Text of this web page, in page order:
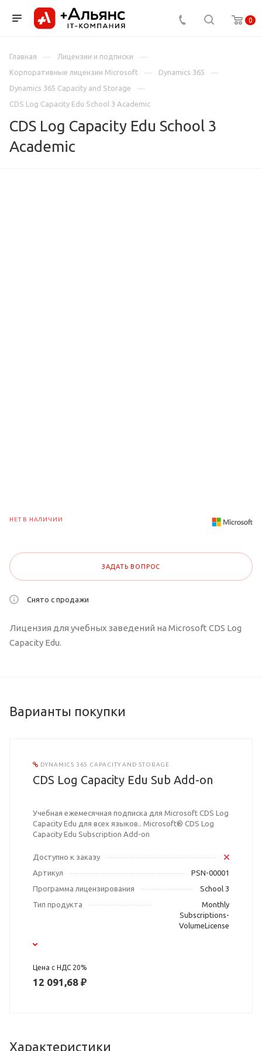
0
Главная
Лицензии и подписки
Корпоративные лицензии Microsoft
Dynamics 365
Dynamics 365 Capacity and Storage
CDS Log Capacity Edu School 3 Academic
CDS Log Capacity Edu School 3
Academic
НЕТ В НАЛИЧИИ
ЗАДАТЬ ВОПРОС
Снято с продажи
Лицензия для учебных заведений на Microsoft CDS Log
Capacity Edu.
Варианты покупки
DYNAMICS 365 CAPACITY AND STORAGE
CDS Log Capacity Edu Sub Add-on
Учебная ежемесячная подписка для Microsoft CDS Log
Capacity Edu для всех языков.. Microsoft® CDS Log
Capacity Edu Subscription Add-on
Доступно к заказу
Артикул
PSN-00001
Программа лицензирования
School 3
Тип продукта
Monthly
Subscriptions-
VolumeLicense
Цена с НДС 20%
12 091,68 ₽
Характеристики